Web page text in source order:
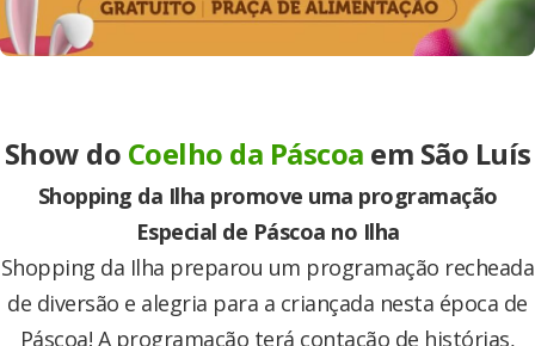
Show do Coelho da Páscoa em São Luís
Shopping da Ilha promove uma programação
Especial de Páscoa no Ilha
Shopping da Ilha preparou um programação recheada
de diversão e alegria para a criançada nesta época de
Páscoa! A programação terá contação de histórias,